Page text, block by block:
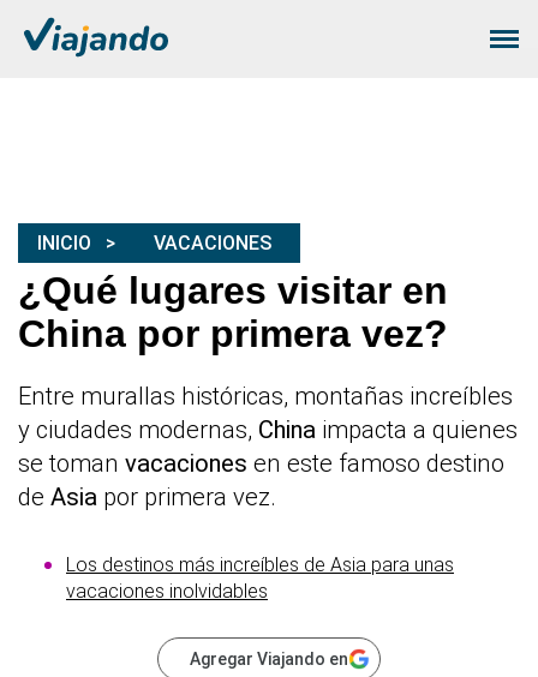
INICIO VACACIONES
¿Qué lugares visitar en
China por primera vez?
Entre murallas históricas, montañas increíbles
y ciudades modernas, China impacta a quienes
se toman vacaciones en este famoso destino
de Asia por primera vez.
Los destinos más increíbles de Asia para unas
vacaciones inolvidables
Agregar Viajando en